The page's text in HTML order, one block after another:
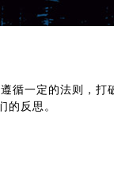
一定的法则，打
反思。